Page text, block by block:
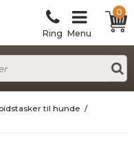
Ring Menu
0
til hunde /